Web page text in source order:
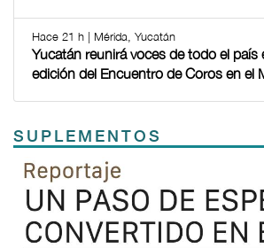
Hace 21 h | Mérida, Yucatán
Yucatán reunirá voces de todo el país
edición del Encuentro de Coros en el
SUPLEMENTOS